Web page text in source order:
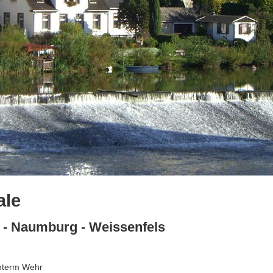
Naumburg - Weissenfels
Wehr